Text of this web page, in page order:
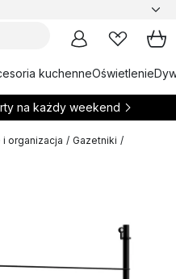
kuchenneOświetlenie
na każdy weekend
organizacja / Gazetniki /